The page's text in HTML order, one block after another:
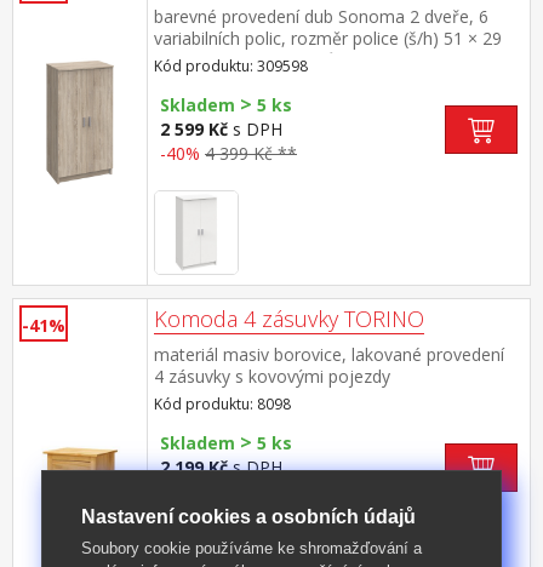
barevné provedení dub Sonoma 2 dveře, 6
variabilních polic, rozměr police (š/h) 51 × 29
cm kapacita až 21 párů bot
Kód produktu: 309598
Skladem > 5 ks
2 599 Kč s DPH
-40% 4 399 Kč **
-41% Komoda 4 zásuvky TORINO
materiál masiv borovice, lakované provedení
4 zásuvky s kovovými pojezdy
Kód produktu: 8098
Skladem > 5 ks
2 199 Kčs DPH
Nastavení cookies a osobních údajů
Soubory cookie používáme ke shromažďování a